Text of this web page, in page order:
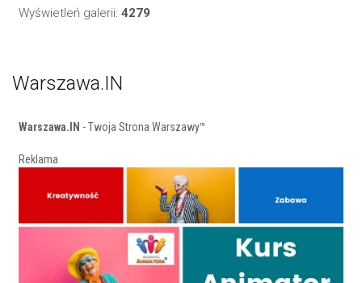
Wyświetleń galerii: 4279
Warszawa.IN
Warszawa.IN - Twoja Strona Warszawy™
Reklama